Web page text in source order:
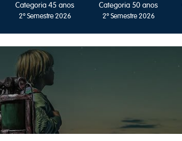
Categoria 45 anos
2º Semestre 2026
Categoria 50 anos
2º Semestre 2026